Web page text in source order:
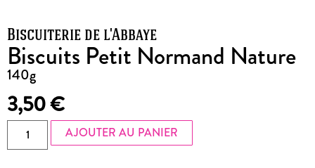
Biscuiterie de l'Abbaye
Biscuits Petit Normand Nature
140g
3,50€
AJOUTER AU PANIER